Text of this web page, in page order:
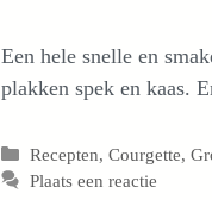
Een hele snelle en
plakken spek en kaas.
Categorieën
Recepten,Courgette,
Plaats een reactie